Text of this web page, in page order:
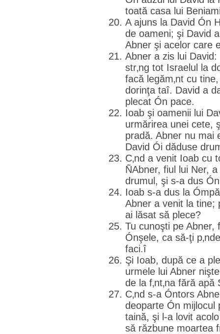
toată casa lui
A ajuns la David Ón
de oameni; şi David
Abner şi acelor care
Abner a zis lui
str‚ng tot Israelul la
facă legăm‚nt cu
dorinţa taî. David a
plecat Ón pace.
Ioab şi oamenii lui
urmărirea unei cete,
pradă. Abner nu mai
David Ói dăduse
C‚nd a venit Ioab cu
ÑAbner, fiul lui Ner,
drumul, şi s-a dus
Ioab s-a dus la
Abner a venit la tine;
ai lăsat să plece?
Tu cunoşti pe Abner,
Ónşele, ca să-ţi
faci.î
Şi Ioab, după ce a
urmele lui Abner
de la f‚nt‚na fără
C‚nd s-a Óntors
deoparte Ón mijlocul
taină, şi l-a lovit
să răzbune moartea